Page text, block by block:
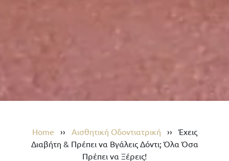
Home ›› Αισθητική Οδοντιατρική ››Έχεις
Διαβήτη & Πρέπει να Βγάλεις Δόντι; Όλα Όσα
Πρέπει να Ξέρεις!